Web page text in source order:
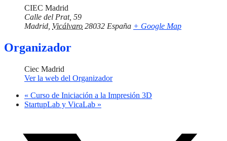
CIEC Madrid
Calle del Prat, 59
Madrid Vicálvaro 28032 España + Google Map
Organizador
Ciec Madrid
Ver la web del Organizador
« Curso de Iniciación a la Impresión 3D
StartupLab y VicaLab »